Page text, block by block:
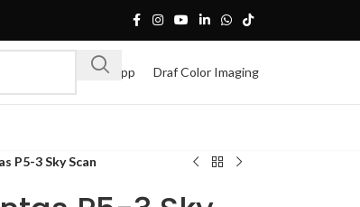
Whatsapp Draf Color Imaging
P5-3 Sky Scan